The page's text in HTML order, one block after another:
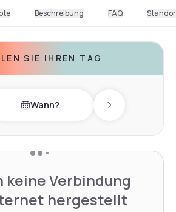
Beschreibung FAQ
SIE IHREN TAG
day Wann? Next day
keine Verbindung
hergestellt